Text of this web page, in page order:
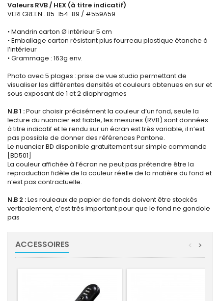
Valeurs RVB / HEX (à titre indicatif)
VERI GREEN : 85-154-89 / #559A59
• Mandrin carton Ø intérieur 5 cm
• Emballage carton résistant plus fourreau plastique étanche à
l’intérieur
• Grammage : 163g env.
Photo avec 5 plages : prise de vue studio permettant de
visualiser les différentes densités et couleurs obtenues en sur et
sous exposant de 1 et 2 diaphragmes
N.B 1 :Pour choisir précisément la couleur d’un fond, seule la
lecture du nuancier est fiable, les mesures (RVB) sont données
à titre indicatif et le rendu sur un écran est très variable, il n’est
pas possible de donner des références Pantone.
Le nuancier BD disponible gratuitement sur simple commande
[BD501]
La couleur affichée à l’écran ne peut pas prétendre être la
reproduction fidèle de la couleur réelle de la matière du fond et
n’est pas contractuelle.
N.B 2 :Les rouleaux de papier de fonds doivent être stockés
verticalement, c’est très important pour que le fond ne gondole
pas
ACCESSOIRES >
<